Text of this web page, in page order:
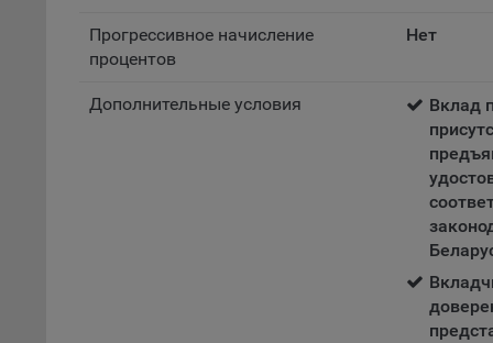
Прогрессивное начисление
процентов
Нет
Дополнительные условия
Вклад